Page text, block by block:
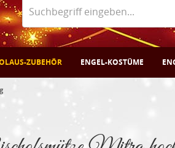
ZUBEHÖR ENGEL-KOSTÜME